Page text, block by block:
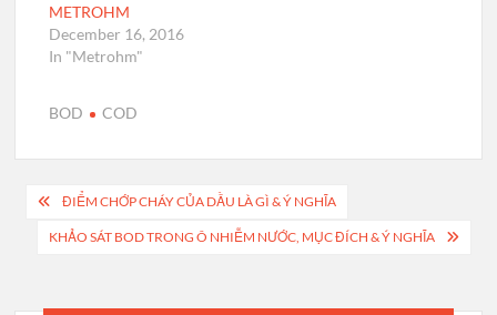
METROHM
December 16, 2016
In "Metrohm"
BOD COD
Post
navigation
ĐIỂM CHỚP CHÁY CỦA DẦU LÀ GÌ & Ý NGHĨA
KHẢO SÁT BOD TRONG Ô NHIỄM NƯỚC, MỤC ĐÍCH & Ý NGHĨA